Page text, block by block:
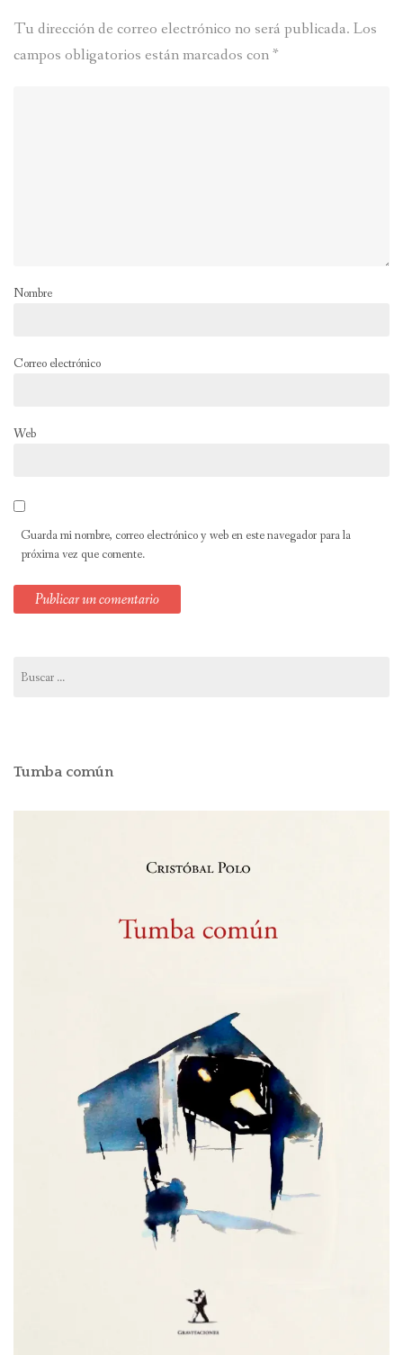
Tu dirección de correo electrónico no será publicada. Los
campos obligatorios están marcados con*
Nombre
Correo electrónico
Web
Guarda mi nombre, correo electrónico y web en este navegador para la
próxima vez que comente.
Tumba común